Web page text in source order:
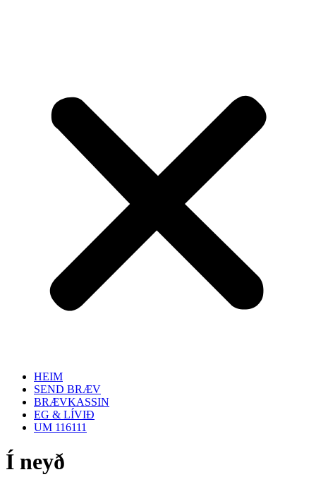
HEIM
SEND BRÆV
BRÆVKASSIN
EG & LÍVIÐ
UM 116111
Í neyð